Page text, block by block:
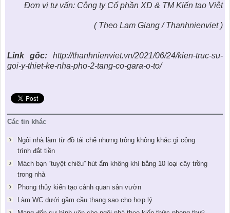
Đơn vị tư vấn: Công ty Cổ phần XD & TM Kiến tạo Việt
( Theo Lam Giang / Thanhnienviet )
Link gốc: http://thanhnienviet.vn/2021/06/24/kien-truc-su-
goi-y-thiet-ke-nha-pho-2-tang-co-gara-o-to/
Các tin khác
Ngôi nhà làm từ đồ tái chế nhưng trông không khác gì công
trình đắt tiền
Mách bạn “tuyệt chiêu” hút ẩm không khí bằng 10 loại cây trồng
trong nhà
Phong thủy kiến tạo cảnh quan sân vườn
Làm WC dưới gầm cầu thang sao cho hợp lý